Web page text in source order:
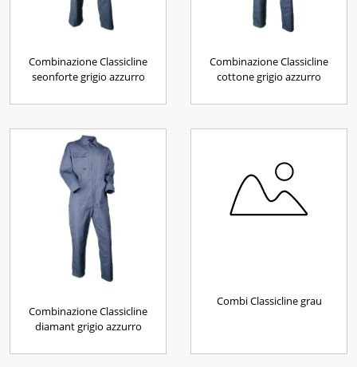
Combinazione Classicline
seonforte grigio azzurro
Combinazione Classicline
cottone grigio azzurro
Combinazione Classicline
diamant grigio azzurro
Combi Classicline grau